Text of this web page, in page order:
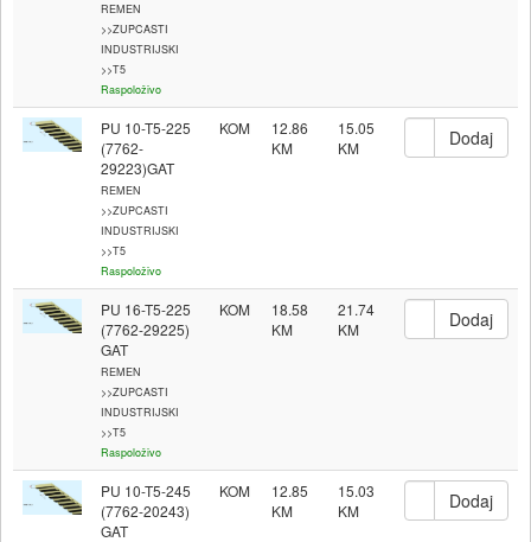
REMEN
>>ZUPCASTI
INDUSTRIJSKI
>>T5
Raspoloživo
PU 10-T5-225
(7762-
29223)GAT
REMEN
>>ZUPCASTI
INDUSTRIJSKI
>>T5
Raspoloživo
KOM 12.86 15.05
PU 16-T5-225
(7762-29225)
GAT
REMEN
>>ZUPCASTI
INDUSTRIJSKI
>>T5
Raspoloživo
KOM 18.58 21.74
PU 10-T5-245
(7762-20243)
GAT
KOM 12.85 15.03